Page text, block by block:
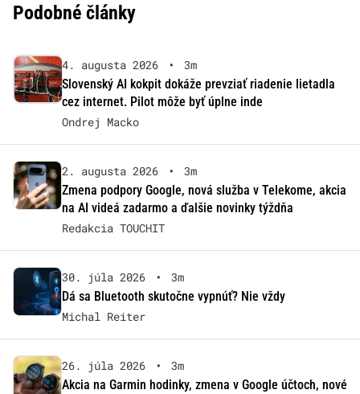
Podobné články
4. augusta 2026 •
3m
Slovenský AI kokpit dokáže prevziať riadenie lietadla
cez internet. Pilot môže byť úplne inde
Ondrej Macko
2. augusta 2026 •
3m
Zmena podpory Google, nová služba v Telekome, akcia
na AI videá zadarmo a ďalšie novinky týždňa
Redakcia TOUCHIT
30. júla 2026 •
3m
Dá sa Bluetooth skutočne vypnúť? Nie vždy
Michal Reiter
26. júla 2026 •
3m
Akcia na Garmin hodinky, zmena v Google účtoch, nové